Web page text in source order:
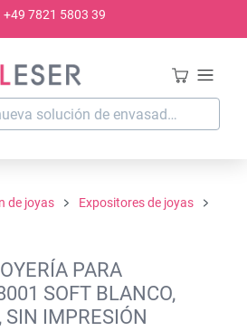
+49 7821 5803 39
de joyas
Expositores de joyas
PARA
SOFT BLANCO,
IMPRESIÓN